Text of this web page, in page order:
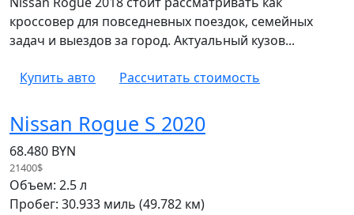
кроссовер для повседневных поездок, семейных
задач и выездов за город. Актуальный кузов...
Купить авто Рассчитать стоимость
Nissan Rogue S 2020
68.480 BYN
21400$
Объем: 2.5 л
Пробег: 30.933 миль (49.782 км)